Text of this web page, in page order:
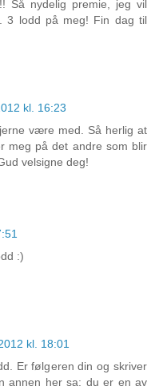
Så nydelig premie, jeg vil
3 lodd på meg! Fin dag til
kl. 16:23
være med. Så herlig at
meg på det andre som blir
velsigne deg!
:)
kl. 18:01
Er følgeren din og skriver
annen her sa: du er en av